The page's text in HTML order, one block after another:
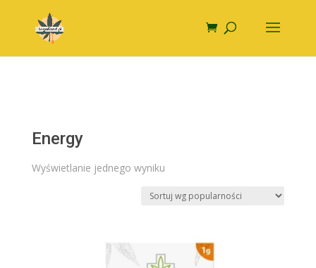
Energy
Wyświetlanie jednego wyniku